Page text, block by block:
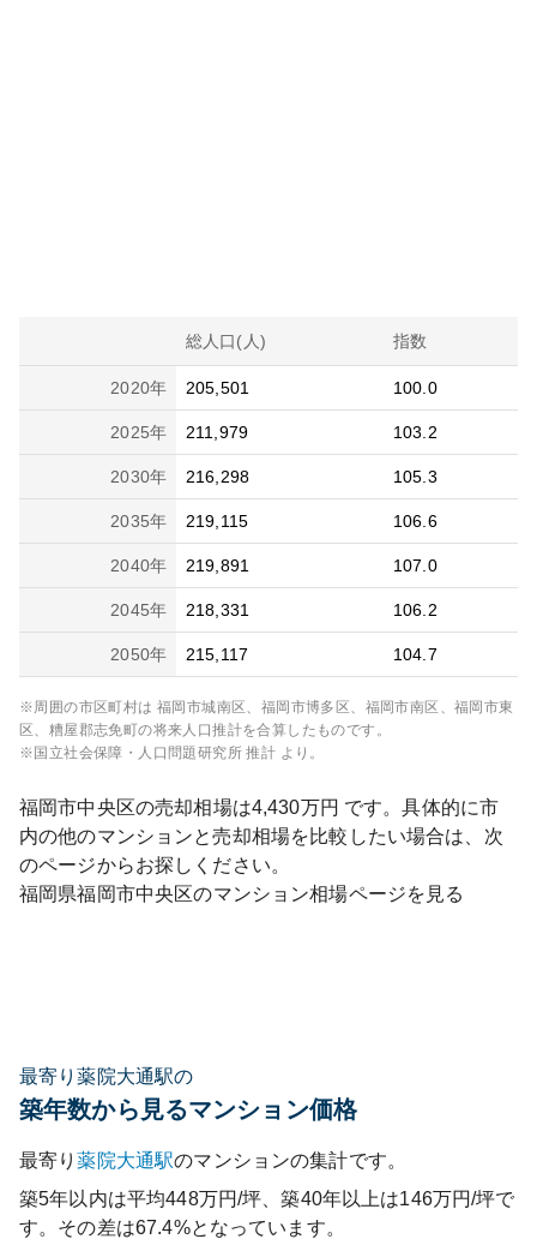
総人口(人) 指数
2020年 205,501 100.0
2025年 211,979 103.2
2030年 216,298 105.3
2035年 219,115 106.6
2040年 219,891 107.0
2045年 218,331 106.2
2050年 215,117 104.7
※周囲の市区町村は 福岡市城南区、福岡市博多区、福岡市南区、福岡市東
区、糟屋郡志免町の将来人口推計を合算したものです。
※国立社会保障・人口問題研究所 推計 より。
福岡市中央区の売却相場は4,430万円 です。具体的に市
内の他のマンションと売却相場を比較したい場合は、次
のページからお探しください。
福岡県福岡市中央区のマンション相場ページを見る
最寄り薬院大通駅の
築年数から見るマンション価格
最寄り薬院大通駅のマンションの集計です。
築5年以内は平均448万円/坪、築40年以上は146万円/坪で
す。その差は67.4%となっています。